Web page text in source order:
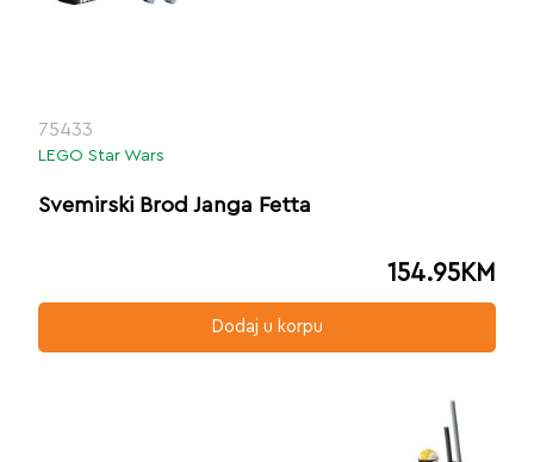
75433
LEGO Star Wars
Svemirski Brod Janga Fetta
154.95KM
Dodaj u korpu